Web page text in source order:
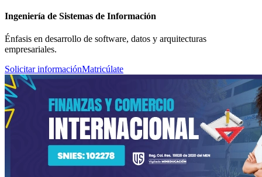
Ingeniería de Sistemas de Información
Énfasis en desarrollo de software, datos y arquitecturas
empresariales.
Solicitar informaciónMatricúlate